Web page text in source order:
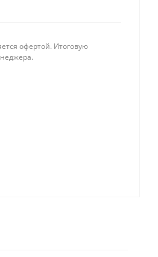
офертой. Итоговую